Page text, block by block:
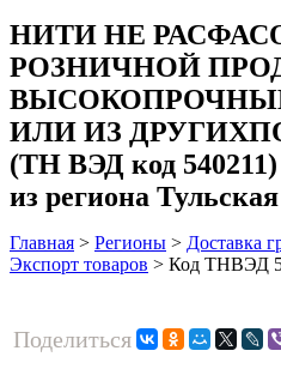
НИТИ НЕ
РОЗНИЧНОЙ
ИЛИ ИЗ
(ТН ВЭД код
из региона
Главная > Регионы > Доставка
Экспорт товаров > Код ТНВЭД
Поделиться